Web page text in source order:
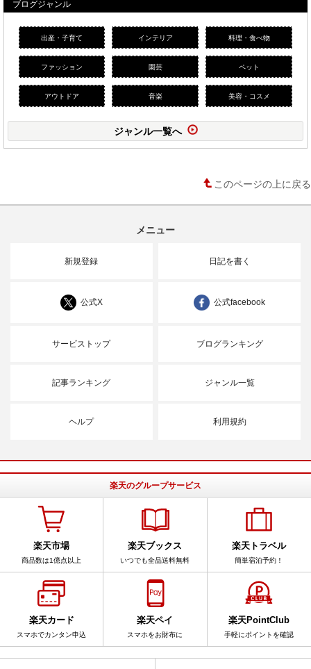
ブログジャンル
出産・子育て インテリア 料理・食べ物
ファッション 園芸 ペット
アウトドア 音楽 美容・コスメ
ジャンル一覧へ
このページの上に戻る
メニュー
新規登録 日記を書く
公式X 公式facebook
サービストップ ブログランキング
記事ランキング ジャンル一覧
ヘルプ 利用規約
楽天のグループサービス
楽天市場
商品数は1億点以上
楽天ブックス
いつでも全品送料無料
楽天トラベル
簡単宿泊予約！
楽天カード
スマホでカンタン申込
楽天ペイ
スマホをお財布に
楽天PointClub
手軽にポイントを確認